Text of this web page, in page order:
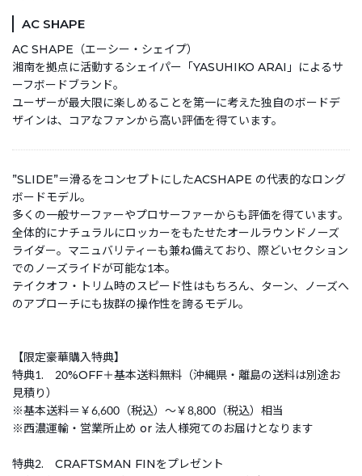
AC SHAPE
AC SHAPE（エーシー・シェイプ）
湘南を拠点に活動するシェイパー「YASUHIKO ARAI」によるサ
ーフボードブランド。
ユーザーが最大限に楽しめることを第一に考えた独自のボードデ
ザインは、コアなファンから高い評価を得ています。
”SLIDE”＝滑るをコンセプトにしたACSHAPE の代表的なロング
ボードモデル。
多くの一般サーファーやプロサーファーからも評価を得ています。
全体的にナチュラルにロッカーをもたせたオールラウンドノーズ
ライダー。マニュバリティーも兼ね備えており、際どいセクション
でのノーズライドが可能な1本。
テイクオフ・トリム時のスピード性はもちろん、ターン、ノーズへ
のアプローチにも抜群の操作性を誇るモデル。
【限定豪華購入特典】
特典1. 20%OFF＋基本送料無料（沖縄県・離島の送料は別途お
見積り）
※基本送料＝￥6,600（税込）〜￥8,800（税込）相当
※西濃運輸・営業所止め or 法人様宛てのお届けとなります
特典2. CRAFTSMAN FINをプレゼント